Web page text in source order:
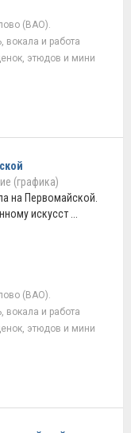
(ВАО).
вокала и работа
этюдов и мини
(графика)
на Первомайской.
искусст ...
(ВАО).
вокала и работа
этюдов и мини